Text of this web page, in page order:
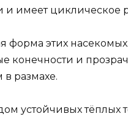
имеет циклическое
форма этих
конечности и
размахе.
устойчивых тёплых